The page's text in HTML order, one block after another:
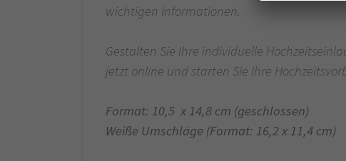
wichtigen Informationen.
Gestalten Sie Ihre individuelle
jetzt online und starten Sie Ihre
Format: 10,5 x 14,8 cm (geschlossen)
Weiße Umschläge (Format: 16,2 x 11,4 cm)